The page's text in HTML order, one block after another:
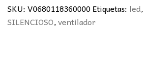
3
PALAS
SKU: V0680118360000Etiquetas: led,
SILENCIOSO,ventilador